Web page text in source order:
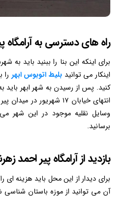
راه های دسترسی به آرامگاه
برای اینکه این بنا را ببنید باید به
اینکار می توانیدبلیط اتوبوس ابهر
کنید. پس از رسیدن به شهر ابهر
انتهای خیابان ۱۷ شهریور در
وسایل نقلیه موجود در این شهر
برسانید.
بازدید از آرامگاه پیر احمد
برای دیدار از این محل باید هزینه ای
آن می توانید از موزه باستان